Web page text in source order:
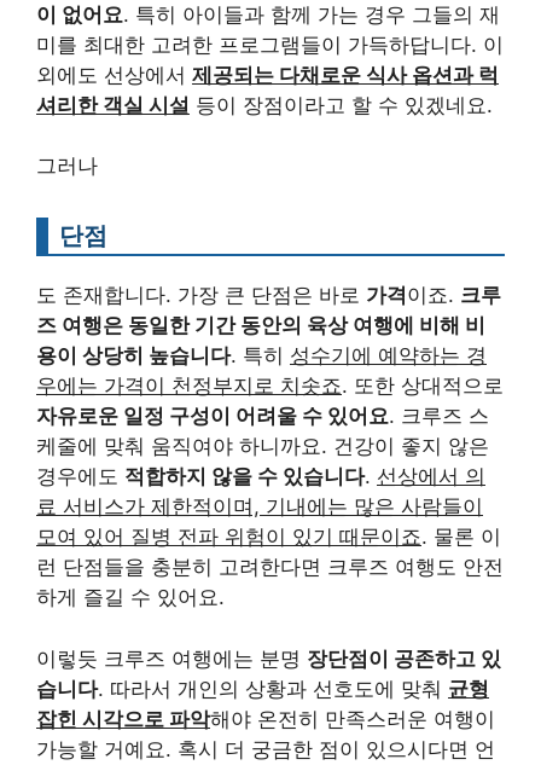
이 없어요. 특히 아이들과 함께 가는 경우 그들의 재
미를 최대한 고려한 프로그램들이 가득하답니다. 이
외에도 선상에서 제공되는 다채로운 식사 옵션과 럭
셔리한 객실 시설 등이 장점이라고 할 수 있겠네요.
그러나
단점
도 존재합니다. 가장 큰 단점은 바로 가격이죠. 크루
즈 여행은 동일한 기간 동안의 육상 여행에 비해 비
용이 상당히 높습니다. 특히 성수기에 예약하는 경
우에는 가격이 천정부지로 치솟죠. 또한 상대적으로
자유로운 일정 구성이 어려울 수 있어요. 크루즈 스
케줄에 맞춰 움직여야 하니까요. 건강이 좋지 않은
경우에도 적합하지 않을 수 있습니다. 선상에서 의
료 서비스가 제한적이며, 기내에는 많은 사람들이
모여 있어 질병 전파 위험이 있기 때문이죠. 물론 이
런 단점들을 충분히 고려한다면 크루즈 여행도 안전
하게 즐길 수 있어요.
이렇듯 크루즈 여행에는 분명 장단점이 공존하고 있
습니다. 따라서 개인의 상황과 선호도에 맞춰 균형
잡힌 시각으로 파악해야 온전히 만족스러운 여행이
가능할 거예요. 혹시 더 궁금한 점이 있으시다면 언